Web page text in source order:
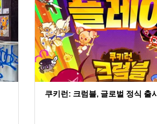
쿠키런: 크럼블, 글로벌 정식 출시